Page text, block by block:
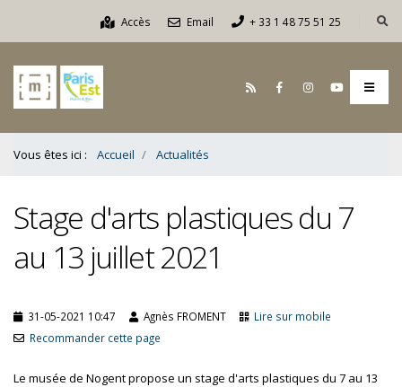
Accès Email + 33 1 48 75 51 25
Vous êtes ici : Accueil Actualités
Stage d'arts plastiques du 7
au 13 juillet 2021
31-05-2021 10:47 Agnès FROMENT
Lire sur mobile
Recommander cette page
Le musée de Nogent propose un stage d'arts plastiques du 7 au 13